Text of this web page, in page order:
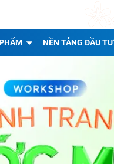
NỀN TẢNG ĐẦU TƯ